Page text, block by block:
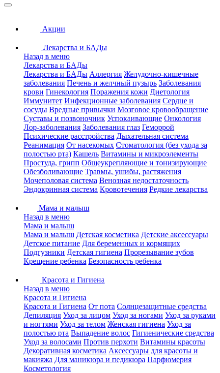
Акции
Лекарства и БАДы
Назад в меню
Лекарства и БАДы
Лекарства и БАДы Аллергия Желудочно-кишечные
заболевания Печень и желчный пузырь Заболевания
крови Гинекология Поражения кожи Диетология
Иммунитет Инфекционные заболевания Сердце и
сосуды Вредные привычки Мозговое кровообращение
Суставы и позвоночник Успокаивающие Онкология
Лор-заболевания Заболевания глаз Геморрой
Психические расстройства Дыхательная система
Реанимация От насекомых Стоматология (без ухода за
полостью рта) Кашель Витамины и микроэлементы
Простуда, грипп Общеукрепляющие и тонизирующие
Обезболивающие Травмы, ушибы, растяжения
Мочеполовая система Венозная недостаточность
Эндокринная система Кровотечения Редкие лекарства
Мама и малыш
Назад в меню
Мама и малыш
Мама и малыш Детская косметика Детские аксессуары
Детское питание Для беременных и кормящих
Подгузники Детская гигиена Прорезывание зубов
Крещение ребенка Безопасность ребенка
Красота и Гигиена
Назад в меню
Красота и Гигиена
Красота и Гигиена От пота Солнцезащитные средства
Депиляция Уход за лицом Уход за ногами Уход за руками
и ногтями Уход за телом Женская гигиена Уход за
полостью рта Выпадение волос Гигиенические средства
Уход за волосами Против перхоти Витамины красоты
Декоративная косметика Аксессуары для красоты и
макияжа Для маникюра и педикюра Парфюмерия
Косметология